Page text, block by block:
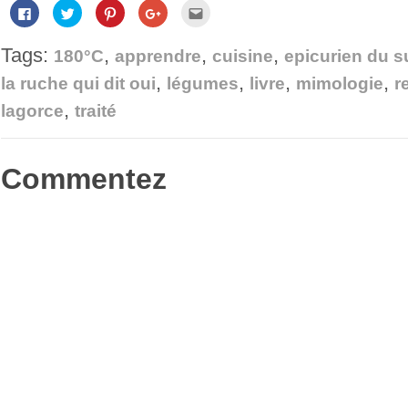
Cliquez
pour
partager
Facebook(ouvre
dans
une
nouvelle
Cliquez
pour
partager
Twitter(ouvre
dans
nouvelle
fenêtre)
Cliquez
pour
partager
Pinterest(ouvre
dans
une
nouvelle
fenêtre)
Cliquez
pour
Google+
(ouvre
dans
une
nouvelle
e-
mail
un
ami(ouvre
fenêtre)
Tags: 180°C, apprendre, cuisine, epicurien du
la ruche qui dit oui, légumes, livre, mimologie,
lagorce, traité
Commentez